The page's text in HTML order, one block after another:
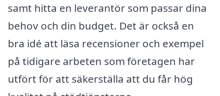
samt hitta en leverantör som passar dina
behov och din budget. Det är också en
bra idé att läsa recensioner och exempel
på tidigare arbeten som företagen har
utfört för att säkerställa att du får hög